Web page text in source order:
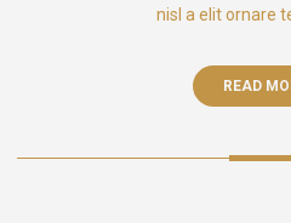
nisl a elit ornare
READ